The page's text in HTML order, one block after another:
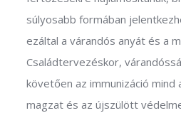
súlyosabb formában
ezáltal a várandós anyát és a
Családtervezéskor,
követően az immunizáció mind
magzat és az újszülött